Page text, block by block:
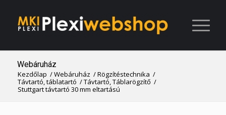
Webáruház
Kezdőlap /Webáruház /Rögzítéstechnika /
Távtartó, táblatartó /Távtartó, Táblarögzítő /
Stuttgart távtartó 30 mm eltartású